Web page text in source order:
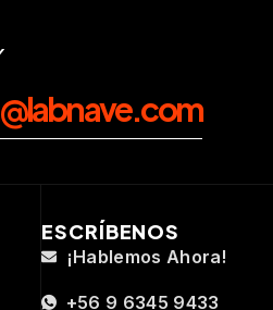
ESCRÍBENOS
¡Hablemos Ahora!
+56 9 6345 9433